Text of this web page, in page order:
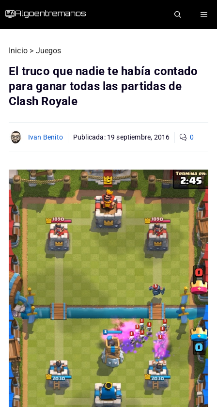
Inicio > Juegos
El truco que nadie te había contado
para ganar todas las partidas de
Clash Royale
Ivan Benito Publicada: 19 septiembre, 2016 0